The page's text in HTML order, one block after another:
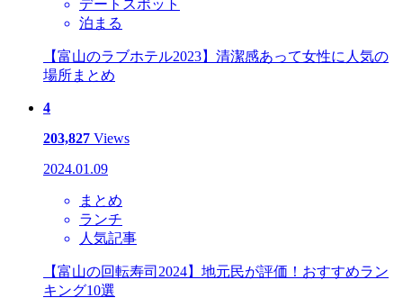
デートスポット
泊まる
【富山のラブホテル2023】清潔感あって女性に人気の
場所まとめ
4
203,827 Views
2024.01.09
まとめ
ランチ
人気記事
【富山の回転寿司2024】地元民が評価！おすすめラン
キング10選